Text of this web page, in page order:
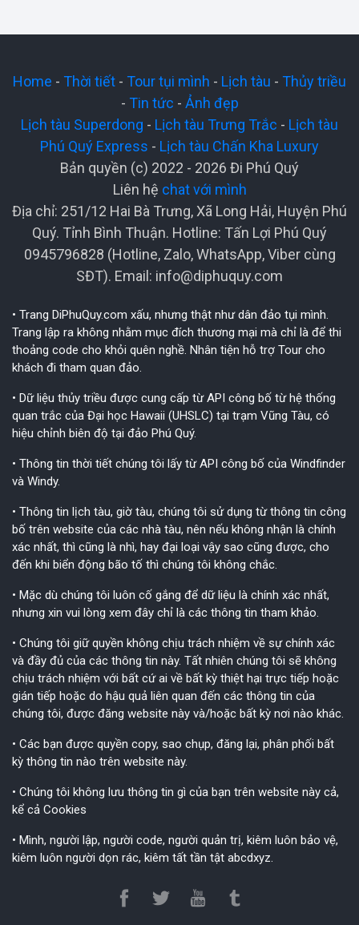
Home - Thời tiết - Tour tụi mình - Lịch tàu - Thủy triều
- Tin tức - Ảnh đẹp
Lịch tàu Superdong - Lịch tàu Trưng Trắc - Lịch tàu
Phú Quý Express - Lịch tàu Chấn Kha Luxury
Bản quyền (c) 2022 - 2026 Đi Phú Quý
Liên hệ chat với mình
Địa chỉ: 251/12 Hai Bà Trưng, Xã Long Hải, Huyện Phú
Quý. Tỉnh Bình Thuận. Hotline: Tấn Lợi Phú Quý
0945796828 (Hotline, Zalo, WhatsApp, Viber cùng
SĐT). Email: info@diphuquy.com
• Trang DiPhuQuy.com xấu, nhưng thật như dân đảo tụi mình.
Trang lập ra không nhằm mục đích thương mại mà chỉ là để thi
thoảng code cho khỏi quên nghề. Nhân tiện hỗ trợ Tour cho
khách đi tham quan đảo.
• Dữ liệu thủy triều được cung cấp từ API công bố từ hệ thống
quan trắc của Đại học Hawaii (UHSLC) tại trạm Vũng Tàu, có
hiệu chỉnh biên độ tại đảo Phú Quý.
• Thông tin thời tiết chúng tôi lấy từ API công bố của Windfinder
và Windy.
• Thông tin lịch tàu, giờ tàu, chúng tôi sử dụng từ thông tin công
bố trên website của các nhà tàu, nên nếu không nhận là chính
xác nhất, thì cũng là nhì, hay đại loại vậy sao cũng được, cho
đến khi biển động bão tố thì chúng tôi không chắc.
• Mặc dù chúng tôi luôn cố gắng để dữ liệu là chính xác nhất,
nhưng xin vui lòng xem đây chỉ là các thông tin tham khảo.
• Chúng tôi giữ quyền không chịu trách nhiệm về sự chính xác
và đầy đủ của các thông tin này. Tất nhiên chúng tôi sẽ không
chịu trách nhiệm với bất cứ ai về bất kỳ thiệt hại trực tiếp hoặc
gián tiếp hoặc do hậu quả liên quan đến các thông tin của
chúng tôi, được đăng website này và/hoặc bất kỳ nơi nào khác.
• Các bạn được quyền copy, sao chụp, đăng lại, phân phối bất
kỳ thông tin nào trên website này.
• Chúng tôi không lưu thông tin gì của bạn trên website này cả,
kể cả Cookies
• Mình, người lập, người code, người quản trị, kiêm luôn bảo vệ,
kiêm luôn người dọn rác, kiêm tất tần tật abcdxyz.